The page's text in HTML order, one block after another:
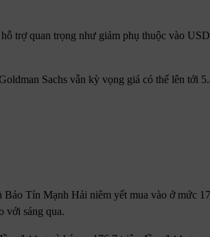
trợ quan trọng như giảm phụ thuộc vào
Sachs vẫn kỳ vọng giá có thể lên tới
Tín Mạnh Hải niêm yết mua vào ở mức
với sáng qua.